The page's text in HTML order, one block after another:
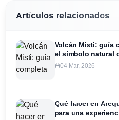
Artículos relacionados
Volcán Misti: guía
el símbolo natural
04 Mar, 2026
Qué hacer en
para una